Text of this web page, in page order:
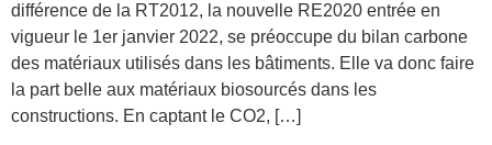
différence de la RT2012, la nouvelle RE2020 entrée en
vigueur le 1er janvier 2022, se préoccupe du bilan carbone
des matériaux utilisés dans les bâtiments. Elle va donc faire
la part belle aux matériaux biosourcés dans les
constructions. En captant le CO2, […]